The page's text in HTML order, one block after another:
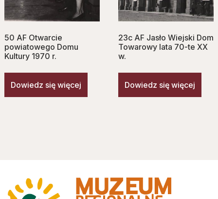
50 AF Otwarcie
powiatowego Domu
Kultury 1970 r.
Dowiedz się więcej
23c AF Jasło Wiejski Dom
Towarowy lata 70-te XX
w.
Dowiedz się więcej